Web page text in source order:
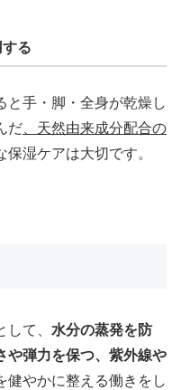
る
と手・脚・全身が乾燥し
だ
天然由来成分配合の
保湿ケアは大切です。
て、 水分の蒸発を防
や弾力を保つ、紫外線や
健やかに整える働きをし